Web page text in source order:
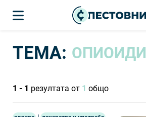
ТЕМА: ОПИОИДИ
1 - 1 резултата от 1 общо